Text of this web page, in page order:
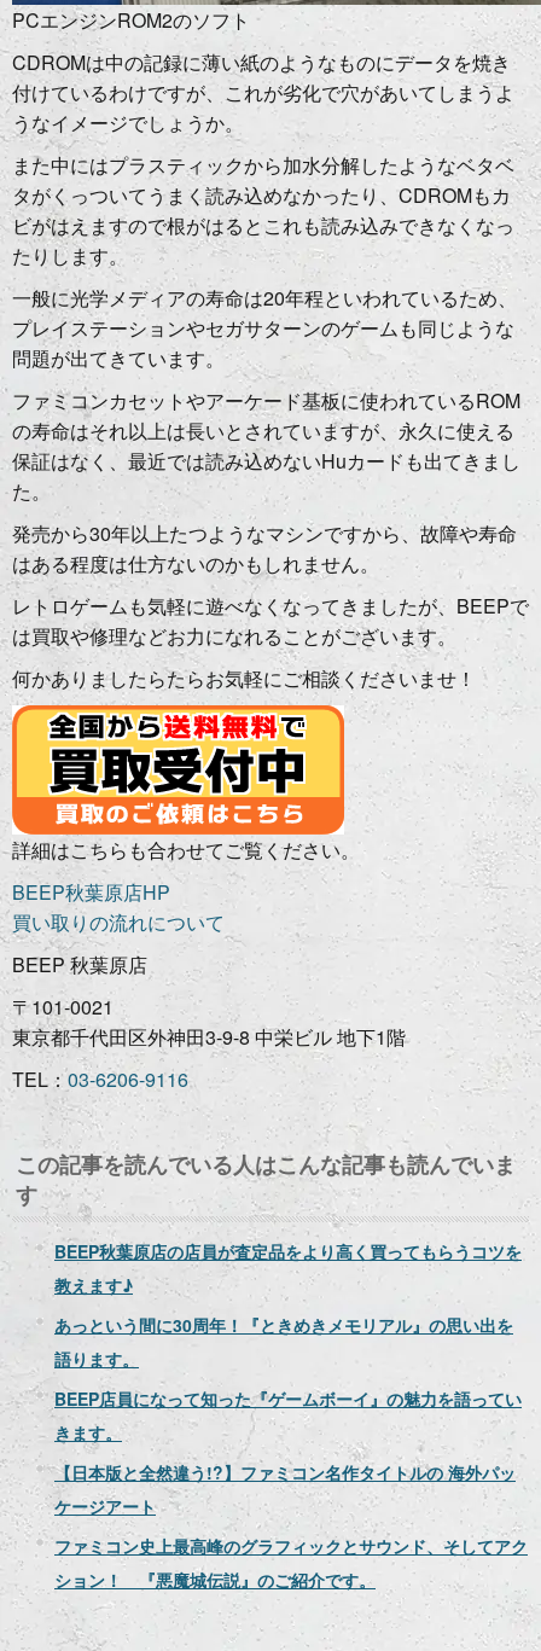
PCエンジンROM2のソフト
CDROMは中の記録に薄い紙のようなものにデータを焼き
付けているわけですが、これが劣化で穴があいてしまうよ
うなイメージでしょうか。
また中にはプラスティックから加水分解したようなベタベ
タがくっついてうまく読み込めなかったり、CDROMもカ
ビがはえますので根がはるとこれも読み込みできなくなっ
たりします。
一般に光学メディアの寿命は20年程といわれているため、
プレイステーションやセガサターンのゲームも同じような
問題が出てきています。
ファミコンカセットやアーケード基板に使われているROM
の寿命はそれ以上は長いとされていますが、永久に使える
保証はなく、最近では読み込めないHuカードも出てきまし
た。
発売から30年以上たつようなマシンですから、故障や寿命
はある程度は仕方ないのかもしれません。
レトロゲームも気軽に遊べなくなってきましたが、BEEPで
は買取や修理などお力になれることがございます。
何かありましたらたらお気軽にご相談くださいませ！
詳細はこちらも合わせてご覧ください。
BEEP秋葉原店HP
買い取りの流れについて
BEEP 秋葉原店
〒101-0021
東京都千代田区外神田3-9-8 中栄ビル 地下1階
TEL：03-6206-9116
この記事を読んでいる人はこんな記事も読んでいま
す
BEEP秋葉原店の店員が査定品をより高く買ってもらうコツを
教えます♪
あっという間に30周年！『ときめきメモリアル』の思い出を
語ります。
BEEP店員になって知った『ゲームボーイ』の魅力を語ってい
きます。
【日本版と全然違う!?】ファミコン名作タイトルの 海外パッ
ケージアート
ファミコン史上最高峰のグラフィックとサウンド、そしてアク
ション！ 『悪魔城伝説』のご紹介です。